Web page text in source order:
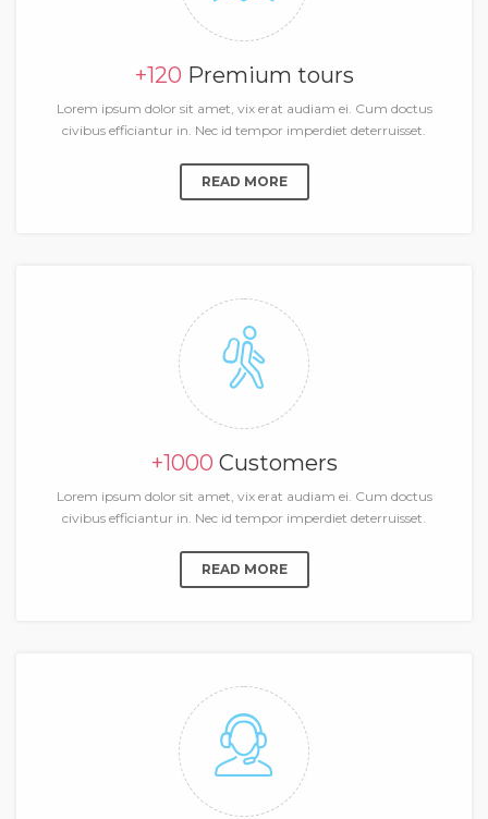
+120 Premium tours
Lorem ipsum dolor sit amet, vix erat audiam ei. Cum doctus
civibus efficiantur in. Nec id tempor imperdiet deterruisset.
READ MORE
+1000 Customers
Lorem ipsum dolor sit amet, vix erat audiam ei. Cum doctus
civibus efficiantur in. Nec id tempor imperdiet deterruisset.
READ MORE